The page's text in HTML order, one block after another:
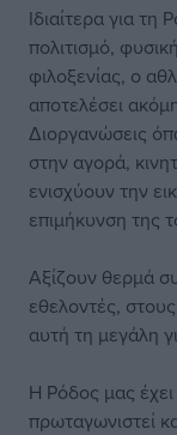
Ιδιαίτερα για
πολιτισμό,
φιλοξενίας, ο
αποτελέσει
Διοργανώσεις
στην αγορά,
ενισχύουν την
επιμήκυνση της
Αξίζουν θερμά
εθελοντές,
αυτή τη μεγάλη
Η Ρόδος μας
πρωταγωνιστεί